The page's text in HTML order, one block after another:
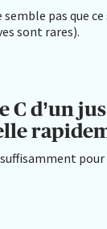
semble pas que
sont rares).
C d’un
suffisamment